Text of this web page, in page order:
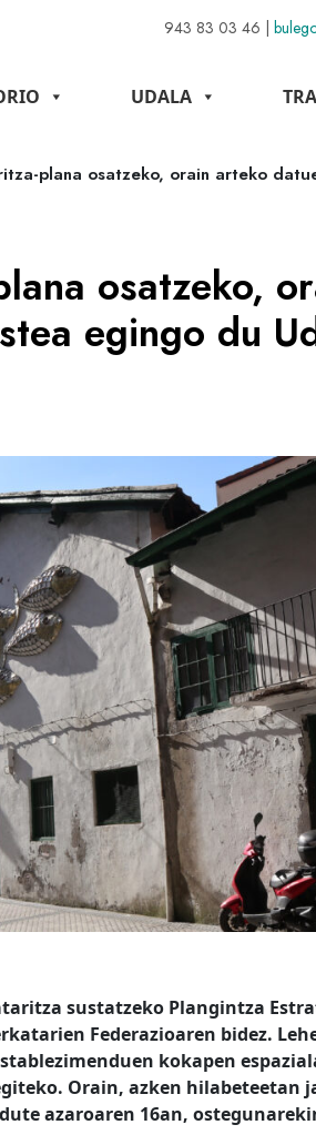
943 83 03 46 |
UDALA
plana osatzeko, orain arteko
osatzeko,
egingo du
sustatzeko Plangintza
Federazioaren bidez.
kokapen
Orain, azken hilabeteetan
azaroaren 16an,